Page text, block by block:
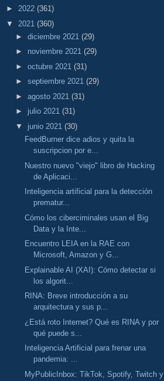
► 2022 (361)
▼ 2021 (360)
► diciembre 2021 (29)
► noviembre 2021 (29)
► octubre 2021 (31)
► septiembre 2021 (29)
► agosto 2021 (31)
► julio 2021 (31)
▼ junio 2021 (30)
FeedBurner dice adios y quita la
suscripcion por e...
Nuestro nuevo "viejo" libro de Hacking
de Aplicaci...
Inteligencia artificial para la detección
prematur...
Cómo los ciberciminales usan el Big
Data y la Inte...
Encuentro LEIA en la RAE con
Microsoft, Amazon y G...
Explainable AI (XAI): Cómo detectar si
los algorit...
RINA: Breve introducción a su
arquitectura y sus p...
¿Está roto Internet? Qué es RINA y por
qué puede s...
Inteligencia Artificial para frenar una
pandemia: ...
MyPublicInbox: TikTok, Spotify, Twitch y